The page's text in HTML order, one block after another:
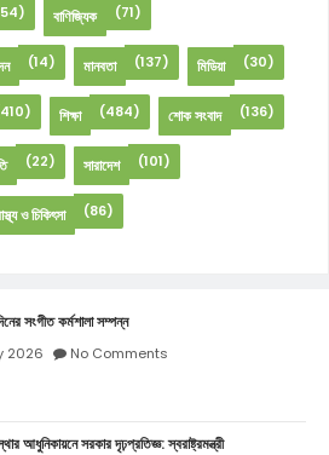
বাণিজ্যিক (71)
(14) মানবতা (137) মিডিয়া (30)
শিক্ষা (484) শোক সংবাদ (136)
(22) সারাদেশ (101)
ও চিকিৎসা (86)
সংগীত কর্মশালা সম্পন্ন
2026 No Comments
আধুনিকায়নে সরকার দৃঢ়প্রতিজ্ঞ: স্বরাষ্ট্রমন্ত্রী